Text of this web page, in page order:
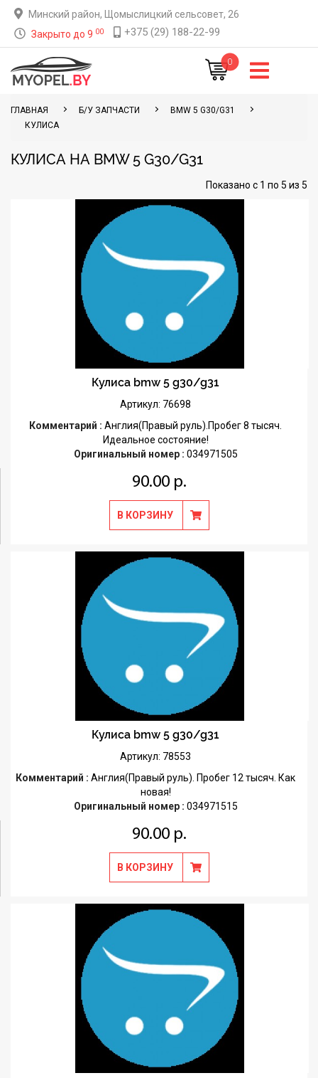
Минский район, Щомыслицкий сельсовет, 26
Закрыто до 9 00 +375 (29) 188-22-99
0
ГЛАВНАЯ Б/У ЗАПЧАСТИ
BMW 5 G30/G31
КУЛИСА
КУЛИСА НА BMW 5 G30/G31
Показано с 1 по 5 из 5
Кулиса bmw 5 g30/g31
Артикул: 76698
Комментарий : Англия(Правый руль).Пробег 8 тысяч.
Идеальное состояние!
Оригинальный номер : 034971505
90.00 р.
В КОРЗИНУ
Кулиса bmw 5 g30/g31
Артикул: 78553
Комментарий : Англия(Правый руль). Пробег 12 тысяч. Как
новая!
Оригинальный номер : 034971515
90.00 р.
В КОРЗИНУ